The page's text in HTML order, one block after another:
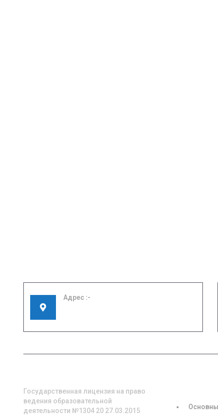
Адрес
Государственная лицензия на право
ведения образовательной
деятельности №1304 20 27.03.2015